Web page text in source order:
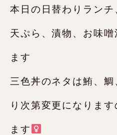
本日の日替わりラン
天ぷら、漬物、お味
ます
三色丼のネタは鮪、
り次第変更になりま
ます‍